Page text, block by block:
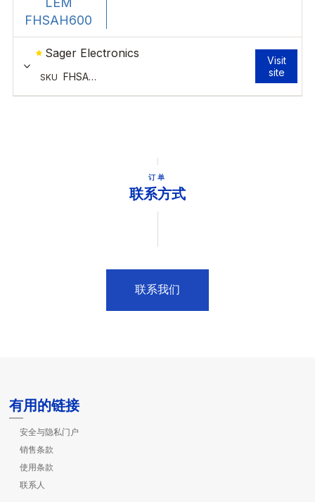
订单
联系方式
联系我们
有用的链接
安全与隐私门户
销售条款
使用条款
联系人